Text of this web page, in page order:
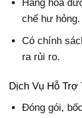
Hàng hóa
chế hư hỏng.
Có chính
ra rủi ro.
Dịch Vụ Hỗ Trợ
Đóng gói,